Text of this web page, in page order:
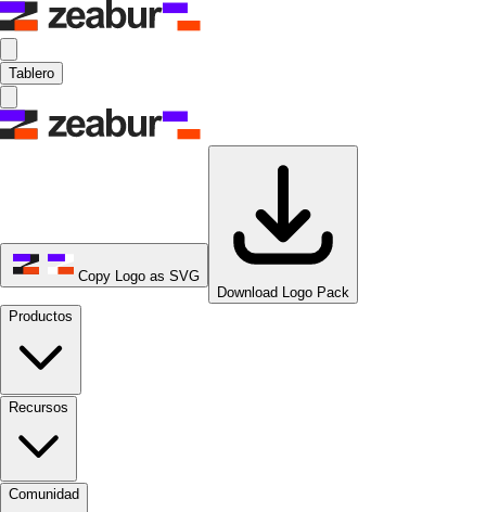
Tablero
Copy Logo as SVG
Download Logo Pack
Productos
Recursos
Comunidad